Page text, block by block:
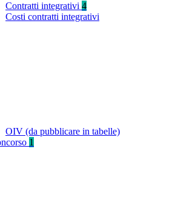
Contratti integrativi 4
Costi contratti integrativi
OIV (da pubblicare in tabelle)
1